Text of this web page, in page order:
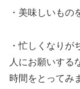
・美味しいもの
・忙しくなりが
人にお願いする
時間をとってみ